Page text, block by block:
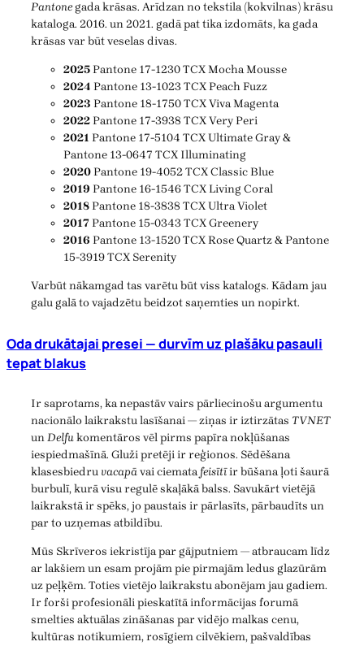
Pantonegada krāsas. Arīdzan no tekstila (kokvilnas) krāsu
kataloga. 2016. un 2021. gadā pat tika izdomāts, ka gada
krāsas var būt veselas divas.
2025Pantone 17-1230 TCX Mocha Mousse
2024 Pantone 13-1023 TCX Peach Fuzz
2023 Pantone 18-1750 TCX Viva Magenta
2022Pantone 17-3938 TCX Very Peri
2021Pantone 17-5104 TCX Ultimate Gray &
Pantone 13-0647 TCX Illuminating
2020Pantone 19-4052 TCX Classic Blue
2019 Pantone 16-1546 TCX Living Coral
2018Pantone 18-3838 TCX Ultra Violet
2017Pantone 15-0343 TCX Greenery
2016 Pantone 13-1520 TCX Rose Quartz & Pantone
15-3919 TCX Serenity
Varbūt nākamgad tas varētu būt viss katalogs. Kādam jau
galu galā to vajadzētu beidzot saņemties un nopirkt.
Oda drukātajai presei — durvīm uz plašāku pasauli
tepat blakus
Ir saprotams, ka nepastāv vairs pārliecinošu argumentu
nacionālo laikrakstu lasīšanai — ziņas ir iztirzātas TVNET
unDelfukomentāros vēl pirms papīra nokļūšanas
iespiedmašīnā. Gluži pretēji ir reģionos. Sēdēšana
klasesbiedruvacapāvai ciematafeisītīir būšana ļoti šaurā
burbulī, kurā visu regulē skaļākā balss. Savukārt vietējā
laikrakstā ir spēks, jo paustais ir pārlasīts, pārbaudīts un
par to uzņemas atbildību.
Mūs Skrīveros iekristīja par gājputniem — atbraucam līdz
ar lakšiem un esam projām pie pirmajām ledus glazūrām
uz peļķēm. Toties vietējo laikrakstu abonējam jau gadiem.
Ir forši profesionāli pieskatītā informācijas forumā
smelties aktuālas zināšanas par vidējo malkas cenu,
kultūras notikumiem, rosīgiem cilvēkiem, pašvaldības